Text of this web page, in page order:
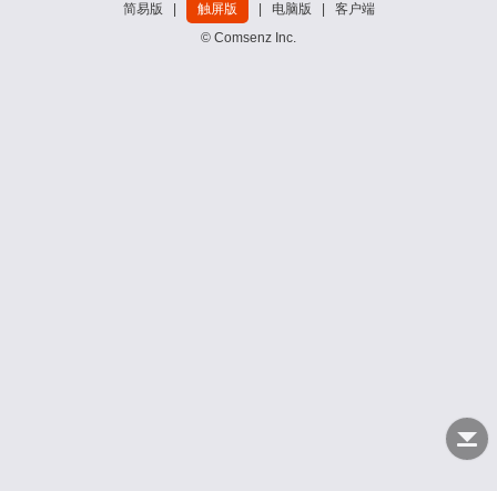
简易版 触屏版 电脑版
客户端
© Comsenz Inc.